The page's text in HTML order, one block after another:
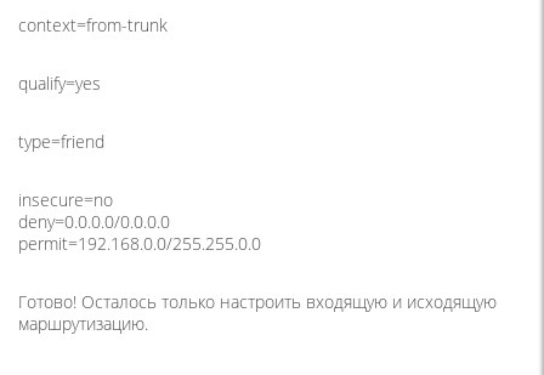
context=from-trunk
qualify=yes
type=friend
insecure=no
deny=0.0.0.0/0.0.0.0
permit=192.168.0.0/255.255.0.0
Готово! Осталось только настроить входящую и исходящую
маршрутизацию.